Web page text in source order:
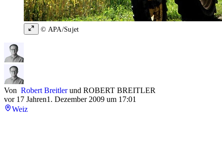
© APA/Sujet
Von Robert Breitlerund ROBERT BREITLER
vor 17 Jahren1. Dezember 2009 um 17:01
Weiz